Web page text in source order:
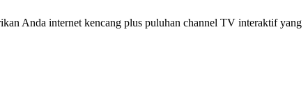
Anda internet kencang plus puluhan channel TV interaktif yang